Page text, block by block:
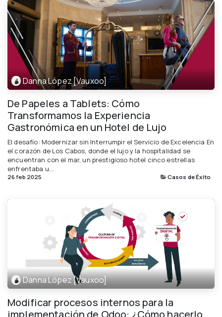
Danna López [Vauxoo]
De Papeles a Tablets: Cómo
Transformamos la Experiencia
Gastronómica en un Hotel de Lujo
El desafío: Modernizar sin Interrumpir el Servicio de Excelencia En
el corazón de Los Cabos, donde el lujo y la hospitalidad se
encuentran con el mar, un prestigioso hotel cinco estrellas
enfrentaba u...
26 feb 2025 Casos de Éxito
Danna López [Vauxoo]
Modificar procesos internos para la
implementación de Odoo: ¿Cómo hacerlo